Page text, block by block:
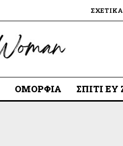
ΟΜΟΡΦΙΆ ΣΠΊΤΙ